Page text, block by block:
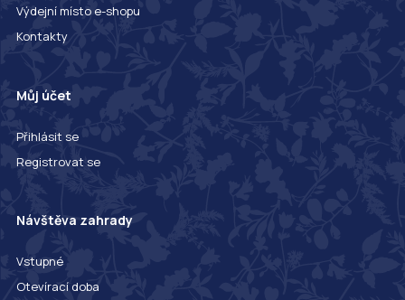
Výdejní místo e-shopu
Kontakty
Můj účet
Přihlásit se
Registrovat se
Návštěva zahrady
Vstupné
Otevírací doba